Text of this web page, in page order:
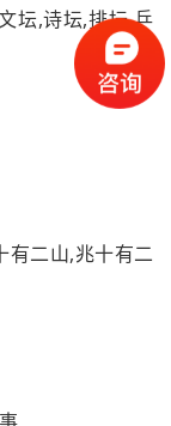
坛,诗坛,排坛,乒
有二山,兆十有二